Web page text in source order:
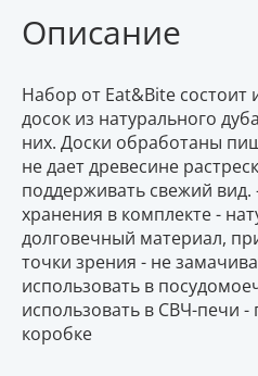
Описание
Набор от Eat&Bite состоит
досок из натурального
них. Доски обработаны
не дает древесине
поддерживать свежий вид.
хранения в комплекте -
долговечный материал,
точки зрения - не
использовать в
использовать в СВЧ-печи -
коробке